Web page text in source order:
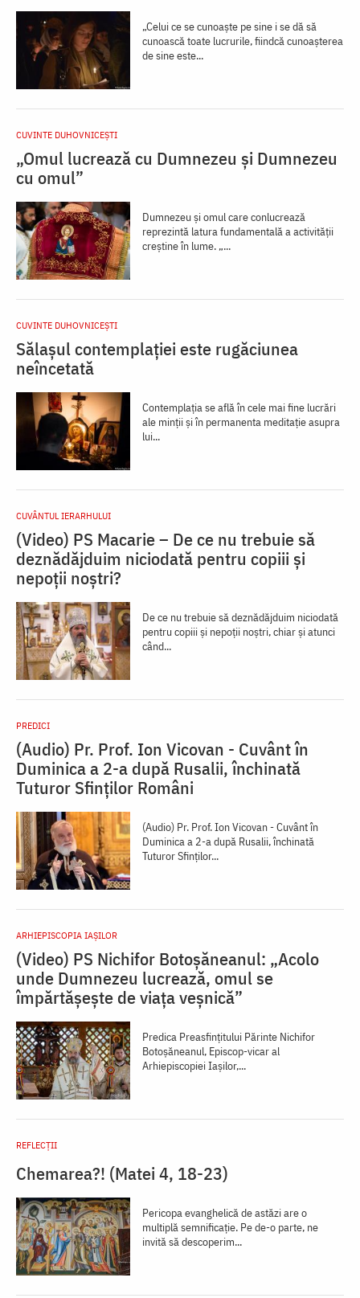
„Celui ce se cunoaște pe sine i se dă să
cunoască toate lucrurile, fiindcă cunoașterea
de sine este...
CUVINTE DUHOVNICEȘTI
„Omul lucrează cu Dumnezeu și Dumnezeu
cu omul”
Dumnezeu și omul care conlucrează
reprezintă latura fundamentală a activității
creștine în lume. „...
CUVINTE DUHOVNICEȘTI
Sălașul contemplației este rugăciunea
neîncetată
Contemplația se află în cele mai fine lucrări
ale minții și în permanenta meditație asupra
lui...
CUVÂNTUL IERARHULUI
(Video) PS Macarie – De ce nu trebuie să
deznădăjduim niciodată pentru copiii și
nepoții noștri?
De ce nu trebuie să deznădăjduim niciodată
pentru copiii și nepoții noștri, chiar și atunci
când...
PREDICI
(Audio) Pr. Prof. Ion Vicovan - Cuvânt în
Duminica a 2-a după Rusalii, închinată
Tuturor Sfinților Români
(Audio) Pr. Prof. Ion Vicovan - Cuvânt în
Duminica a 2-a după Rusalii, închinată
Tuturor Sfinților...
ARHIEPISCOPIA IAŞILOR
(Video) PS Nichifor Botoșăneanul: „Acolo
unde Dumnezeu lucrează, omul se
împărtășește de viața veșnică”
Predica Preasfințitului Părinte Nichifor
Botoșăneanul, Episcop-vicar al
Arhiepiscopiei Iașilor,...
REFLECȚII
Chemarea?! (Matei 4, 18-23)
Pericopa evanghelică de astăzi are o
multiplă semnificație. Pe de-o parte, ne
invită să descoperim...